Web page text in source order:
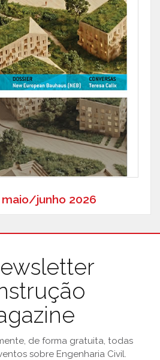
maio/junho 2026
de forma gratuita, todas
sobre Engenharia Civil.